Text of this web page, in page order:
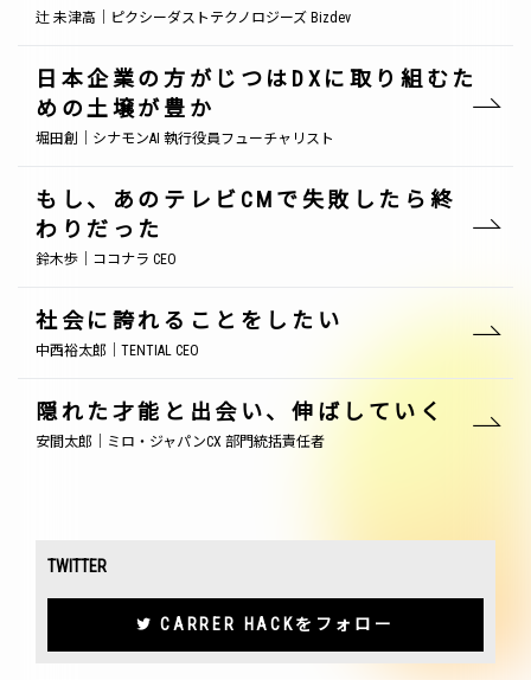
辻 未津高｜ピクシーダストテクノロジーズ Bizdev
日本企業の方がじつはDXに取り組むた
めの土壌が豊か
堀田創｜シナモンAI 執行役員フューチャリスト
もし、あのテレビCMで失敗したら終
わりだった
鈴木歩｜ココナラ CEO
社会に誇れることをしたい
中西裕太郎｜TENTIAL CEO
隠れた才能と出会い、伸ばしていく
安間太郎｜ミロ・ジャパンCX 部門統括責任者
TWITTER
CARRER HACKをフォロー